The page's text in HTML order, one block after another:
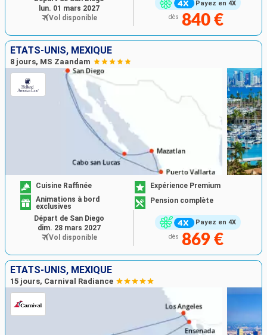
Payez en 4X
dès 840 €
lun. 01 mars 2027
Vol disponible
ÉTATS-UNIS, MEXIQUE
8 jours, MS Zaandam
Payez en 4X
Cuisine Raffinée
Expérience Premium
Animations à bord
exclusives
Pension complète
dès 869 €
Départ de San Diego
dim. 28 mars 2027
Vol disponible
ÉTATS-UNIS, MEXIQUE
15 jours, Carnival Radiance